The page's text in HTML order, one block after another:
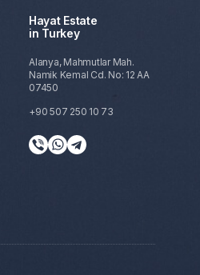
Hayat Estate
in Turkey
Alanya, Mahmutlar Mah.
Namik Kemal Cd. No: 12 AA
07450
+90 507 250 10 73